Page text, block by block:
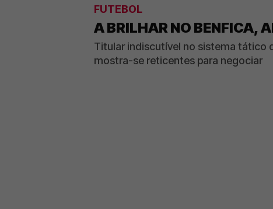
FUTEBOL
A BRILHAR NO BENFICA,
Titular indiscutível no sistema tático
mostra-se reticentes para negociar